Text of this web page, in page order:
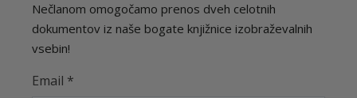
Nečlanom omogočamo prenos dveh celotnih
dokumentov iz naše bogate knjižnice izobraževalnih
vsebin!
Email *